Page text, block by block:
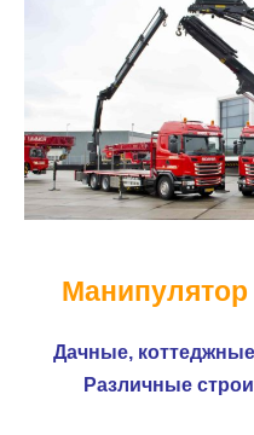
Дачные,
Различные